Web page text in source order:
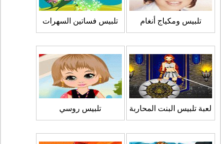
تلبيس ومكياج أنغام تلبيس فساتين السهرات
لعبة تلبيس البنت المحاربة تلبيس روسي